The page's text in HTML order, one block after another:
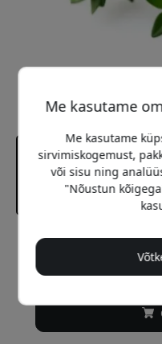
Me kasutame
Me kasutame
sirvimiskogemust,
või sisu ning
"Nõustun